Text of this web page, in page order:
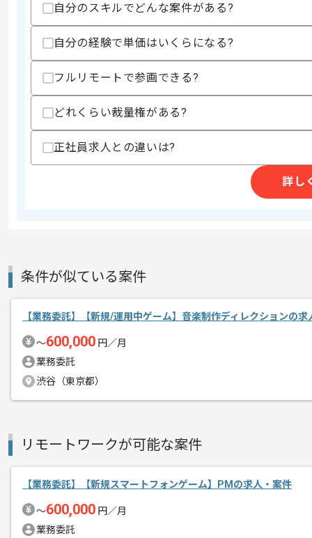
精算・お支払い
精算基準時間
支払いサイト
15日
商談回数
2023/10/02
エージェントからのコ
メント
リゾート事業等を展開している企業にな
基本的にはフルリモートでの作業を見込
自分のスキルでどんな案件がある?
自分の経験で単価はいくらになる?
フルリモートで参画できる?
どれくらい裁量権がある?
正社員求人との違いは?
詳し
条件が似ている案件
【業務委託】【新規/運用中ゲーム】音楽制作ディレクションの求
〜600,000 円／月
業務委託
渋谷（東京都）
リモートワークが可能な案件
【業務委託】【新規スマートフォンゲーム】PMの求人・案件
〜600,000 円／月
業務委託